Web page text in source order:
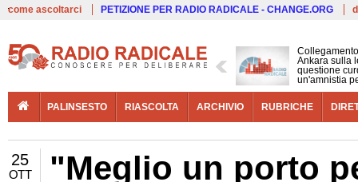
come ascoltarci PETIZIONE PER RADIO RADICALE - CHANGE.ORG
Ankara sulla
questione
un'amnistia
PALINSESTO RIASCOLTA ARCHIVIO RUBRICHE
25
OTT
"Meglio un porto